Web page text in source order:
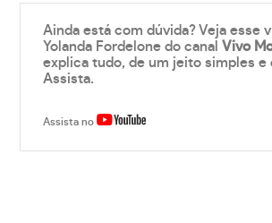
Ainda está com dúvida? Veja esse
Yolanda Fordelone do canalVivo
explica tudo, de um jeito simples e
Assista.
Assista no